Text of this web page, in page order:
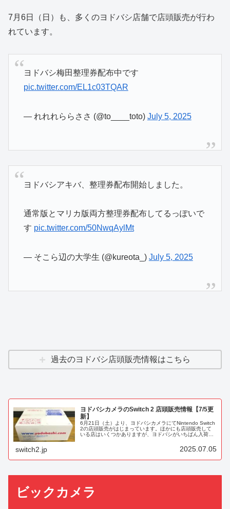
7月6日（日）も、多くのヨドバシ店舗で店頭販売が行わ
れています。
ヨドバシ梅田整理券配布中です
pic.twitter.com/EL1c03TQAR
— れれれららささ (@to____toto) July 5, 2025
ヨドバシアキバ、整理券配布開始しました。
通常版とマリカ版両方整理券配布してるっぽいで
す pic.twitter.com/50NwqAylMt
— そこら辺の大学生 (@kureota_) July 5, 2025
過去のヨドバシ店頭販売情報はこちら
ヨドバシカメラのSwitch 2 店頭販売情報【7/5更
新】
6月21日（土）より、ヨドバシカメラにてNintendo Switch
2の店頭販売がはじまっています。ほかにも店頭販売して
いる店はいくつかありますが、ヨドバシがいちばん入荷数
switch2.jp 2025.07.05
ビックカメラ